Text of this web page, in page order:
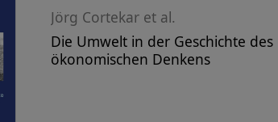
Jörg Cortekar et al.
Die Umwelt in der Geschichte des
ökonomischen Denkens